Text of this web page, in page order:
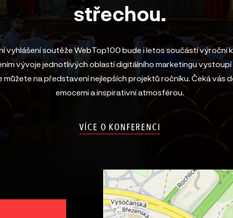
střechou.
vyhlášení soutěže WebTop100 bude i letos součástí výroční
vývoje jednotlivých oblastí digitálního marketingu vystoupí
můžete na představení nejlepších projektů ročníku. Čeká vás
emocemi a inspirativní atmosférou.
VÍCE O KONFERENCI